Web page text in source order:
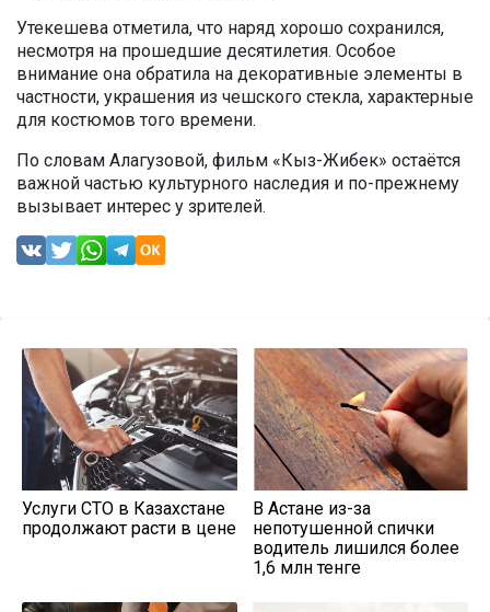
Утекешева отметила, что наряд хорошо сохранился,
несмотря на прошедшие десятилетия. Особое
внимание она обратила на декоративные элементы в
частности, украшения из чешского стекла, характерные
для костюмов того времени.
По словам Алагузовой, фильм «Кыз-Жибек» остаётся
важной частью культурного наследия и по-прежнему
вызывает интерес у зрителей.
Услуги СТО в Казахстане
продолжают расти в цене
В Астане из-за
непотушенной спички
водитель лишился более
1,6 млн тенге